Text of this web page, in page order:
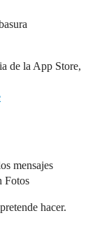
de la App Store,
mensajes
Fotos
hacer.